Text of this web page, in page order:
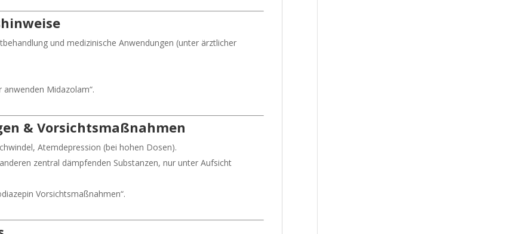
und medizinische Anwendungen (unter ärztlicher
anwenden Midazolam“.
& Vorsichtsmaßnahmen
Atemdepression (bei hohen Dosen).
zentral dämpfenden Substanzen, nur unter Aufsicht
Vorsichtsmaßnahmen“.